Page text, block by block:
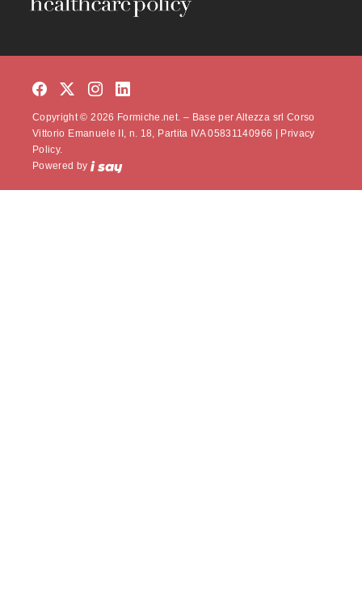
Copyright © 2026 Formiche.net. – Base per Altezza srl Corso
Vittorio Emanuele II, n. 18, Partita IVA 05831140966 |
Privacy
Policy.
Powered by